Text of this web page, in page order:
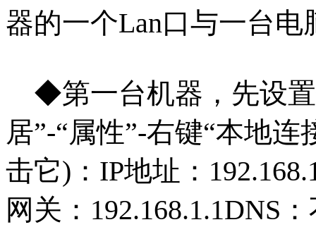
器的一个Lan口与一台电
◆第一台机器，先设置
居”-“属性”-右键“本地
击它)：IP地址：
网关：192.168.1.1DNS